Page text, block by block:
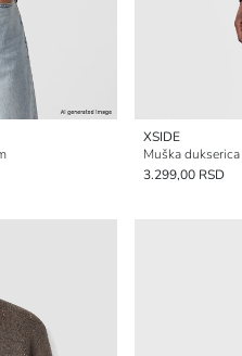
XSIDE
Muška
3.299,00 RSD